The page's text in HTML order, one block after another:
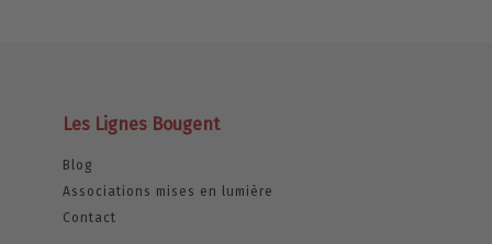
Les Lignes Bougent
Blog
Associations mises en lumière
Contact